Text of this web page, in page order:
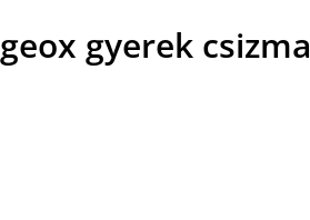
geox gyerek csizma